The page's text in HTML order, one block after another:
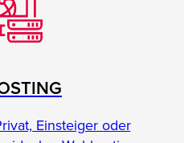
Einsteiger oder